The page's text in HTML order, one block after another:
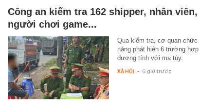
Công an kiểm tra 162 shipper, nhân viên,
người chơi game...
Qua kiểm tra, cơ quan chức
năng phát hiện 6 trường hợp
dương tính với ma túy.
XÃ HỘI - 6 giờ trước